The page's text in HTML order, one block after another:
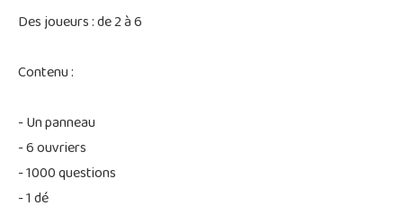
Des joueurs : de 2 à 6
Contenu :
- Un panneau
- 6 ouvriers
- 1000 questions
- 1 dé